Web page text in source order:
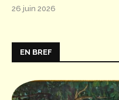
26 juin 2026
EN BREF